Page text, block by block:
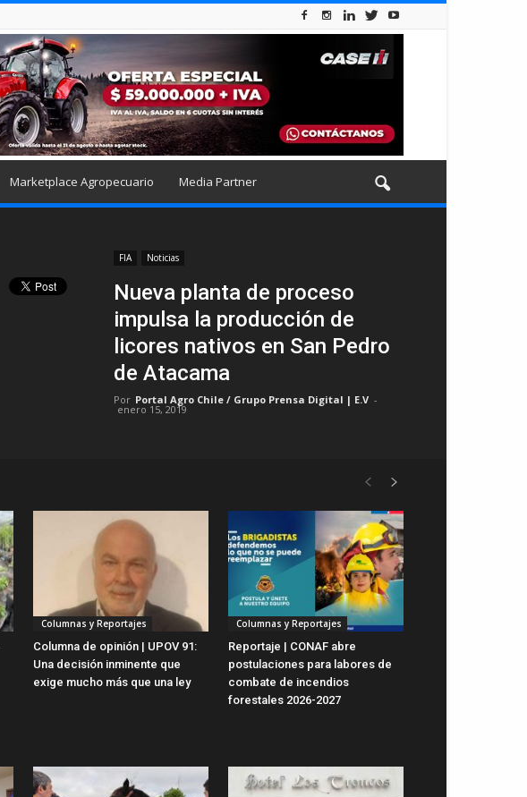
Marketplace Agropecuario Media Partner
FIA Noticias
Nueva planta de proceso
impulsa la producción de
licores nativos en San Pedro
de Atacama
Por Portal Agro Chile / Grupo Prensa Digital | E.V -
enero 15, 2019
Columnas y Reportajes
Columna de opinión | UPOV 91:
Una decisión inminente que
exige mucho más que una ley
Columnas y Reportajes
Reportaje | CONAF abre
postulaciones para labores de
combate de incendios
forestales 2026-2027